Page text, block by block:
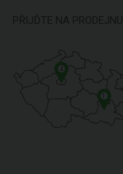
PŘIJĎTE NA PRODEJNU
4